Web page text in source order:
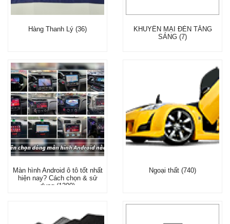
Hàng Thanh Lý (36)
KHUYẾN MẠI ĐÈN TĂNG
SÁNG (7)
Màn hình Android ô tô tốt nhất
hiện nay? Cách chọn & sử
dụng (1300)
Ngoại thất (740)